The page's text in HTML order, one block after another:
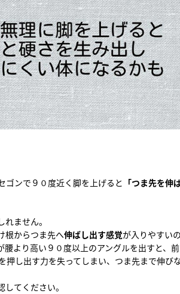
ゴンで９０度近く脚を上げると 「つま先を伸
ません。
根からつま先へ伸ばし出す感覚が入りやすい
より高い９０度以上のアングルを出すと、
押し出す力を失ってしまい、つま先まで伸び
てください。